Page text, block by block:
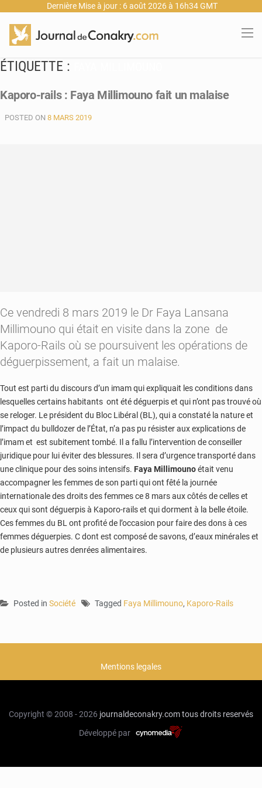
Dernière Mise à jour : 6 août 2026 à 16h34 GMT
ÉTIQUETTE :
Kaporo-rails : Faya Millimouno fait un malaise
POSTED ON 8 MARS 2019
Ce vendredi 8 mars 2019 le Dr Faya Lansana
Millimouno qui était en visite dans la zone de
Kaporo-Rails où se poursuivent les opérations de
déguerpissement, a fait un malaise.
Tout est parti du discours d’un imam qui expliquait les conditions dans
lesquelles certains habitants ont été déguerpis et qui n’ont pas trouvé où
se reloger. Le président du Bloc Libéral (BL), qui a constaté la nature et
l’impact du bulldozer de l’État, n’a pas pu résister aux explications de
l’imam et est subitement tombé. Il a fallu l’intervention de conseiller
juridique pour lui éviter des blessures. Il sera d’urgence transporté dans
une clinique pour des soins intensifs. Faya Millimounoétait venu
accompagner les femmes de son parti qui ont fêté la journée
internationale des droits des femmes ce 8 mars aux côtés de celles et
ceux qui sont déguerpis à Kaporo-rails et qui dorment à la belle étoile.
Ces femmes du BL ont profité de l’occasion pour faire des dons à ces
femmes déguerpies. C dont est composé de savons, d’eaux minérales et
de plusieurs autres denrées alimentaires.
Posted in Société Tagged Faya Millimouno, Kaporo-Rails
Mentions legales
Copyright © 2008 - 2026 journaldeconakry.comtous droits reservés
Développé par